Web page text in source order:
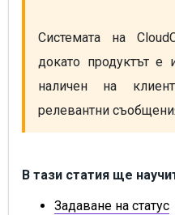
Системата на
докато продуктът е
наличен на
релевантни
В тази статия ще
Задаване на статус